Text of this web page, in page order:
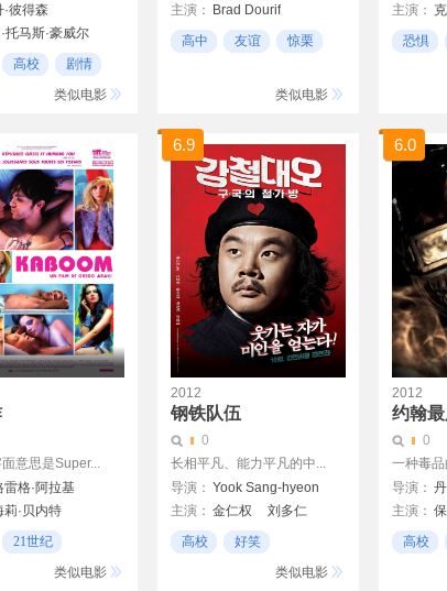
·彼得森
托马斯·豪威尔
森德
高校
剧情
类似电影
主演：
Brad Dourif
Rebecca Gayheart
高中 友谊 惊栗
类似电影
主演：
Patch
恐惧
意思是Super...
雷格·阿拉基
莉·贝内特
克
凯莉·林奇
21世纪
类似电影
6.9
2012
钢铁队伍
0
长相平凡、能力平凡的中...
导演： Yook Sang-hyeon
主演： 金仁权
刘多仁
高校
好笑
类似电影
6.0
2012
约翰
0
一种毒
导演：
主演：
Rob高校